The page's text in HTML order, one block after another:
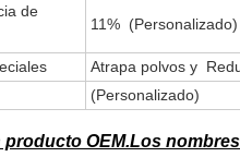
de
11% (Personalizado)
Atrapa polvos y
(Personalizado)
producto OEM.Los